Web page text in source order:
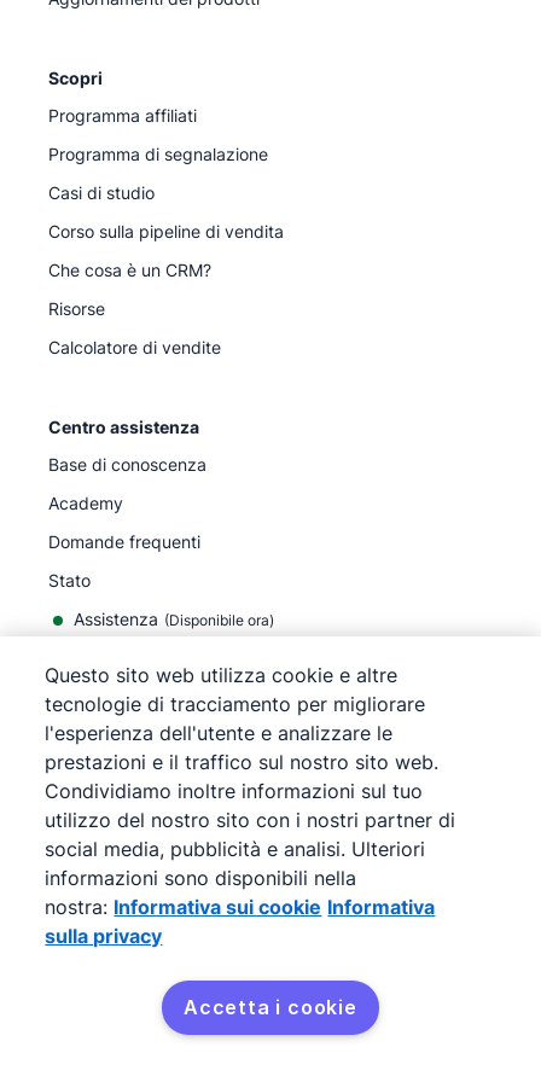
Scopri
Programma affiliati
Programma di segnalazione
Casi di studio
Corso sulla pipeline di vendita
Che cosa è un CRM?
Risorse
Calcolatore di vendite
Centro assistenza
Base di conoscenza
Academy
Domande frequenti
Stato
Assistenza (Disponibile ora)
azienda
Informazioni
Carriere
Blog
Redazione
Ricevi la nostra newsletter
Centro di sicurezza
Processori secondari
Questo sito web utilizza cookie e altre
tecnologie di tracciamento per migliorare
l'esperienza dell'utente e analizzare le
prestazioni e il traffico sul nostro sito web.
Condividiamo inoltre informazioni sul tuo
utilizzo del nostro sito con i nostri partner di
social media, pubblicità e analisi. Ulteriori
informazioni sono disponibili nella
nostra: Informativa sui cookie Informativa
sulla privacy
Accetta i cookie